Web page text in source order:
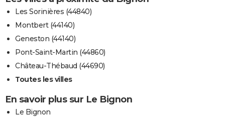
Les Sorinières (44840)
Montbert (44140)
Geneston (44140)
Pont-Saint-Martin (44860)
Château-Thébaud (44690)
Toutes les villes
En savoir plus sur Le Bignon
Le Bignon